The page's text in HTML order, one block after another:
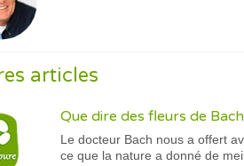
articles
Que dire des fleurs de
Le docteur Bach nous a offert
ce que la nature a donné de